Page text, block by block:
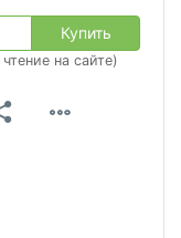
Купить
на сайте)